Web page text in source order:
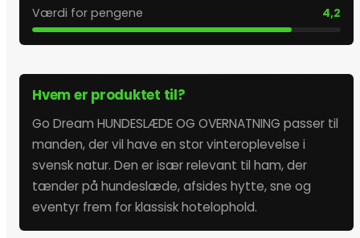
Værdi for pengene 4,2
Hvem er produktet til?
Go Dream HUNDESLÆDE OG OVERNATNING passer til
manden, der vil have en stor vinteroplevelse i
svensk natur. Den er især relevant til ham, der
tænder på hundeslæde, afsides hytte, sne og
eventyr frem for klassisk hotelophold.